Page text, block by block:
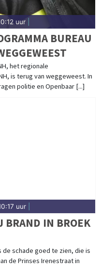
uur
BUREAU
het regionale
is terug van weggeweest. In
politie en Openbaar [...]
uur
BRAND IN BROEK
de schade goed te zien, die is
de Prinses Irenestraat in